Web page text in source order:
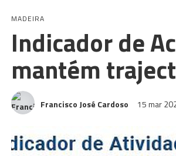
MADEIRA
Indicador de
mantém
Francisco José Cardoso 15 mar